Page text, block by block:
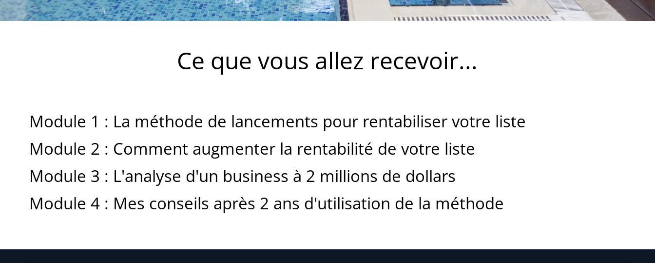
Ce que vous allez recevoir...
Module 1 : La méthode de lancements pour rentabiliser votre liste
Module 2 : Comment augmenter la rentabilité de votre liste
Module 3 : L'analyse d'un business à 2 millions de dollars
Module 4 : Mes conseils après 2 ans d'utilisation de la méthode